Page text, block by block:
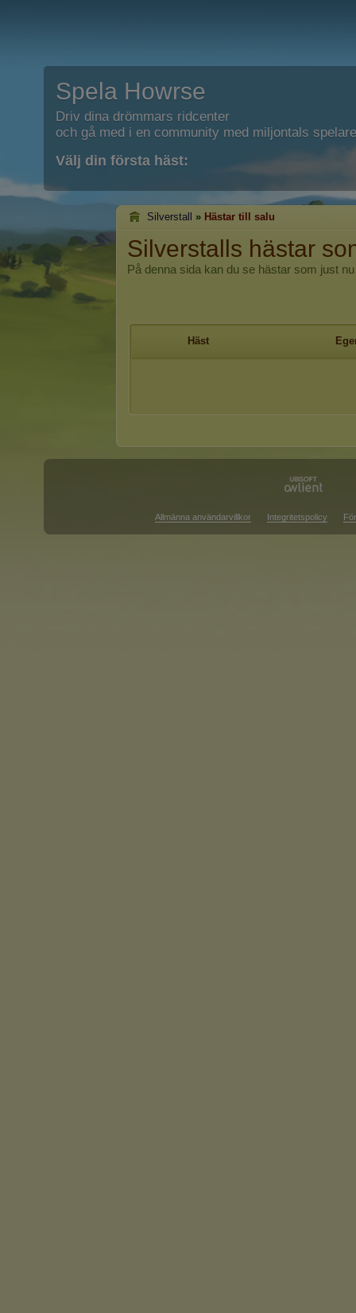
Spela Howrse
Driv dina drömmars ridcenter
och gå med i en community med miljontals
Välj din första häst:
Silverstall » Hästar till salu
Silverstalls hästar
På denna sida kan du se hästar som just
Häst
Allmänna användarvillkor Integritetspolicy